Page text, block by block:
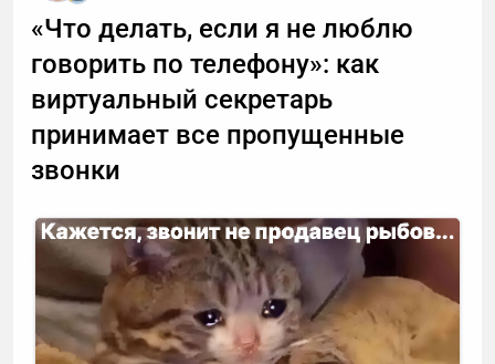
«Что делать, если я не люблю
говорить по телефону»: как
виртуальный секретарь
принимает все пропущенные
звонки